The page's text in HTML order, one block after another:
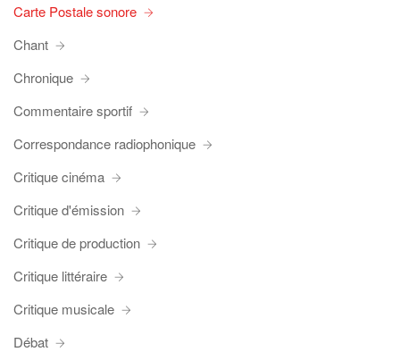
Carte Postale sonore
Chant
Chronique
Commentaire sportif
Correspondance radiophonique
Critique cinéma
Critique d'émission
Critique de production
Critique littéraire
Critique musicale
Débat